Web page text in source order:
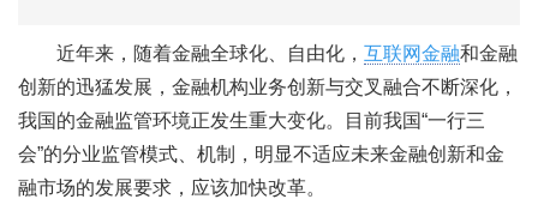
近年来，随着金融全球化、自由化， 互联网金融和金融
创新的迅猛发展，金融机构业务创新与交叉融合不断深化，
我国的金融监管环境正发生重大变化。目前我国“一行三
会”的分业监管模式、机制，明显不适应未来金融创新和金
融市场的发展要求，应该加快改革。